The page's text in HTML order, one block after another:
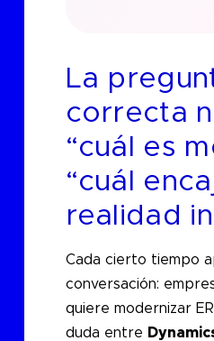
La
correcta
“cuál es
“cuál
realidad
Cada cierto tiempo
conversación:
quiere modernizar
duda entre